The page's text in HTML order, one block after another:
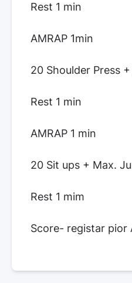
Rest 1 min
AMRAP 1min
20 Shoulder Press
Rest 1 min
AMRAP 1 min
20 Sit ups + Max.
Rest 1 mim
Score- registar pior